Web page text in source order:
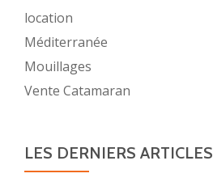
location
Méditerranée
Mouillages
Vente Catamaran
LES DERNIERS ARTICLES